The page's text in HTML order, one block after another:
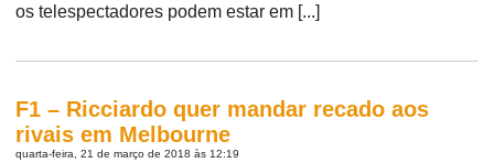
os telespectadores podem estar em [...]
F1 – Ricciardo quer mandar recado aos
rivais em Melbourne
quarta-feira, 21 de março de 2018 às 12:19